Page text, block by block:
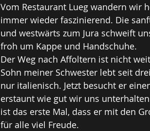
Vom Restaurant Lueg wandern wir
immer wieder faszinierend. Die
und westwärts zum Jura schweift
froh um Kappe und Handschuhe.
Der Weg nach Affoltern ist nicht
Sohn meiner Schwester lebt seit
nur italienisch. Jetzt besucht er
erstaunt wie gut wir uns
ist das erste Mal, dass er mit den
für alle viel Freude.